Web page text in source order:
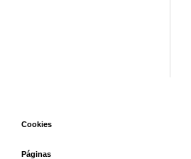
Cookies
Páginas